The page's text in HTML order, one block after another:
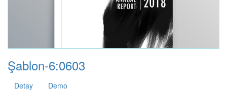
Şablon-6:0603
Detay Demo